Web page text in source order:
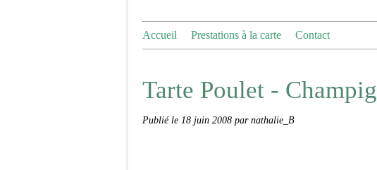
Accueil Prestations à la carte Contact
Tarte Poulet -
Publié le 18 juin 2008 par nathalie_B